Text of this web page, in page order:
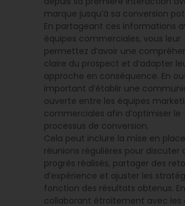
marque jusqu’à sa conversion
En partageant ces informations
équipes commerciales, vous leur
permettez d’avoir une
claire du prospect et d’adapter
approche en conséquence. En
important d’établir une
ouverte entre les équipes
commerciales afin d’optimiser le
processus de conversion.
Cela peut inclure la mise en
réunions régulières pour discuter
progrès réalisés, partager des
d’expérience et ajuster les
fonction des résultats obtenus. En
collaborant étroitement avec les